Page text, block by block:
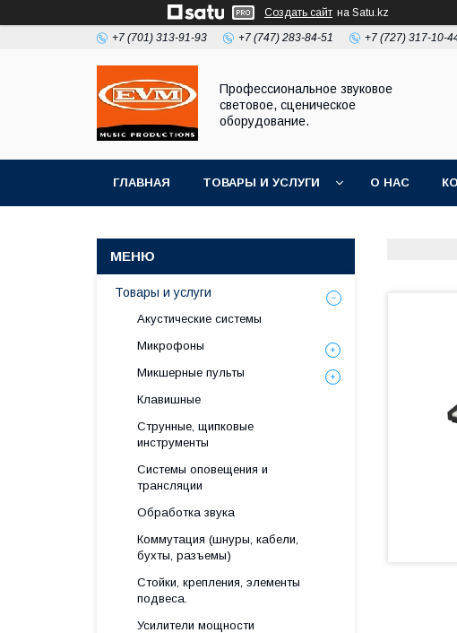
Создать сайт на Satu.kz
+7 (701) 313-91-93 +7 (747) 283-84-51 +7 (727) 317-10-
Профессиональное звуковое
световое, сценическое
оборудование.
ГЛАВНАЯ ТОВАРЫ И УСЛУГИ О НАС
Товары и услуги
Акустические системы
Микрофоны
Микшерные пульты
Клавишные
Струнные, щипковые
инструменты
Системы оповещения и
трансляции
Обработка звука
Коммутация (шнуры, кабели,
бухты, разъемы)
Стойки, крепления, элементы
подвеса.
Усилители мощности